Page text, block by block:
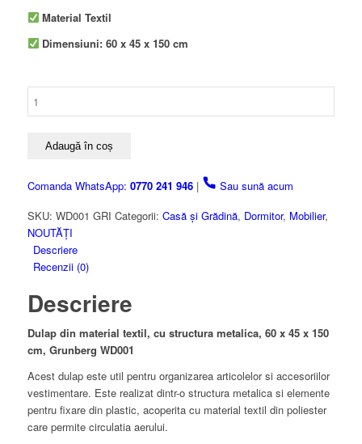
Material Textil
Dimensiuni: 60 x 45 x 150 cm
material
cu
metalica,
60
45
150
cm,
Grunberg,
Gri
Adaugă în coș
Comanda WhatsApp: 0770 241 946 |
Sau sună acum
SKU: WD001 GRI Categorii: Casă și Grădină, Dormitor, Mobilier,
NOUTĂȚI
Descriere
Recenzii (0)
Descriere
Dulap din material textil, cu structura metalica, 60 x 45 x 150
cm, Grunberg WD001
Acest dulap este util pentru organizarea articolelor si accesoriilor
vestimentare. Este realizat dintr-o structura metalica si elemente
pentru fixare din plastic, acoperita cu material textil din poliester
care permite circulatia aerului.